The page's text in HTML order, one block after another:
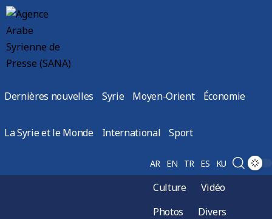
Dernières nouvelles Syrie Moyen-Orient Économie
La Syrie et le Monde International Sport
AR EN TR ES KU
Culture
Vidéo
Photos
Divers